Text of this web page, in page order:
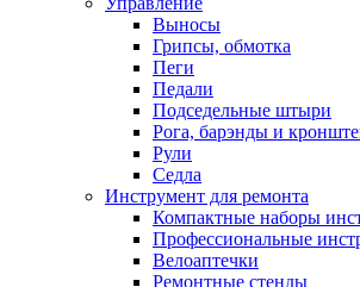
Выносы
Грипсы, обмотка
Пеги
Педали
Подседельные штыри
Рога, барэнды и
Рули
Седла
Инструмент для ремонта
Компактные наборы
Профессиональные
Велоаптечки
Ремонтные стенды